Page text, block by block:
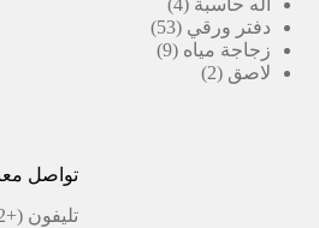
اله حاسبة 4
منتجات
دفتر ورقي 53
53
منتج
زجاجة مياه 9
9
لاصق 2
2
تواصل
تليفون(+2) 01101239998